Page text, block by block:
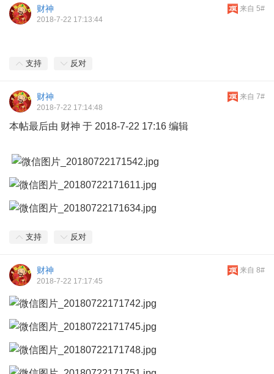
来自 5#
财神
2018-7-22 17:13:44
支持 反对
来自 7#
财神
2018-7-22 17:14:48
本帖最后由 财神 于 2018-7-22 17:16 编辑
支持 反对
来自 8#
财神
2018-7-22 17:17:45